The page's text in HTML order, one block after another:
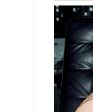
oleh
"Saya
polis